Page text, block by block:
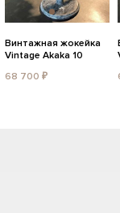
Винтажная жокейка
Vintage Akaka 10
68 700 ₽